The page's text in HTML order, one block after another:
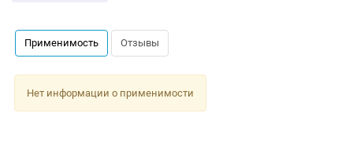
Применимость Отзывы
Нет информации о применимости